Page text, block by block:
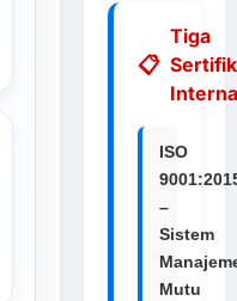
Tiga
ISO
–
Sistem
Mutu